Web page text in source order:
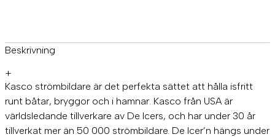
Beskrivning
+
Kasco strömbildare är det perfekta sättet att hålla isfritt
runt båtar, bryggor och i hamnar. Kasco från USA är
världsledande tillverkare av De Icers, och har under 30 år
tillverkat mer än 50 000 strömbildare. De Icer’n hängs under